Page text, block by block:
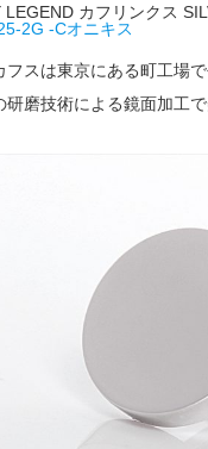
LEGEND カフリンクス
2G -Cオニキス
フスは東京にある町工場
研磨技術による鏡面加工